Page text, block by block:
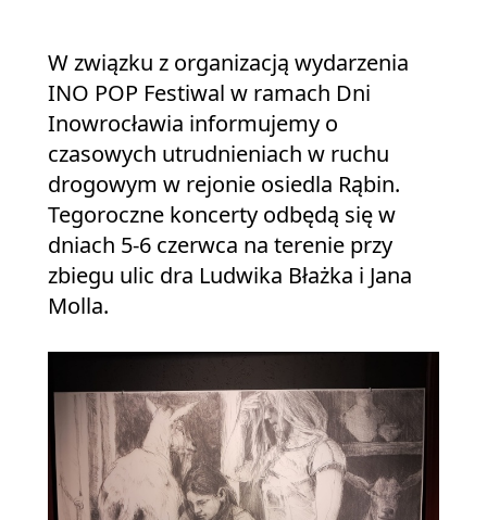
W związku z organizacją wydarzenia
INO POP Festiwal w ramach Dni
Inowrocławia informujemy o
czasowych utrudnieniach w ruchu
drogowym w rejonie osiedla Rąbin.
Tegoroczne koncerty odbędą się w
dniach 5-6 czerwca na terenie przy
zbiegu ulic dra Ludwika Błażka i Jana
Molla.